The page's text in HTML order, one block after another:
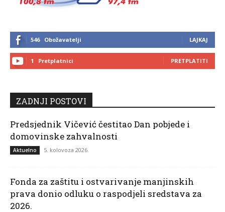
546 Obožavatelji LAJKAJ
1 Pretplatnici PRETPLATITI
ZADNJI POSTOVI
Predsjednik Vičević čestitao Dan pobjede i
domovinske zahvalnosti
Aktuelno 5. kolovoza 2026.
Fonda za zaštitu i ostvarivanje manjinskih
prava donio odluku o raspodjeli sredstava za
2026.